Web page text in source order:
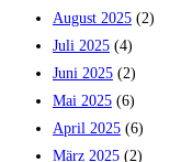
August 2025 (2)
Juli 2025 (4)
Juni 2025 (2)
Mai 2025 (6)
April 2025 (6)
März 2025 (2)